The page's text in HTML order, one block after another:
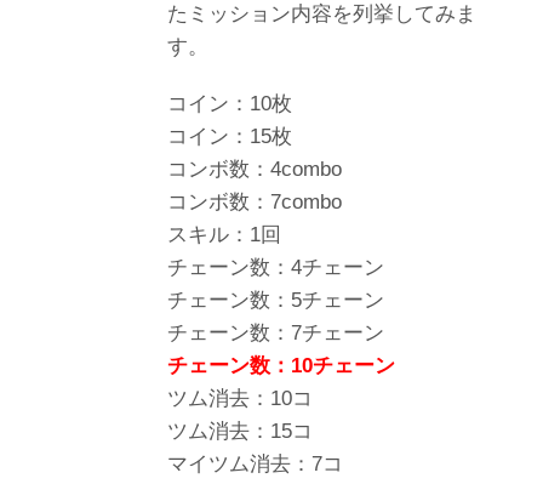
たミッション内容を列挙してみま
す。
コイン：10枚
コイン：15枚
コンボ数：4combo
コンボ数：7combo
スキル：1回
チェーン数：4チェーン
チェーン数：5チェーン
チェーン数：7チェーン
チェーン数：10チェーン
ツム消去：10コ
ツム消去：15コ
マイツム消去：7コ